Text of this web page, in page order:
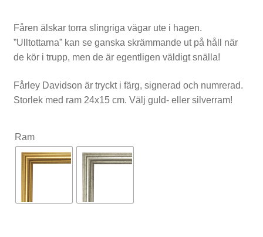
Fåren älskar torra slingriga vägar ute i hagen.
”Ulltottarna” kan se ganska skrämmande ut på håll när
de kör i trupp, men de är egentligen väldigt snälla!
Fårley Davidson är tryckt i färg, signerad och numrerad.
Storlek med ram 24x15 cm. Välj guld- eller silverram!
Ram